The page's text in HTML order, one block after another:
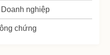
nghiệp
chứng